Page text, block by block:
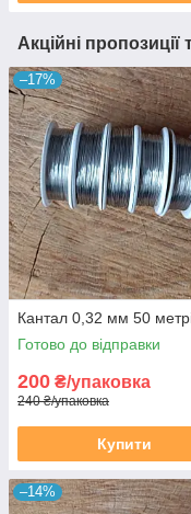
Акційні пропозиції
–17%
Кантал 0,32 мм 50
Готово до відправки
200 ₴/упаковка
240 ₴/упаковка
Купити
–14%